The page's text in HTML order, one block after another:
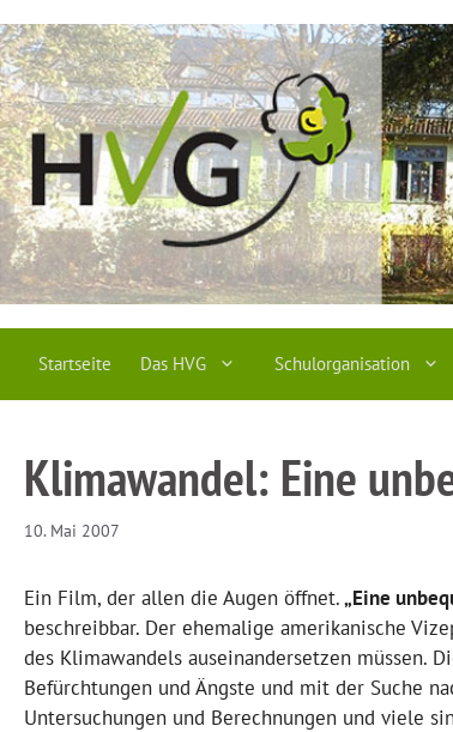
Inhalt
springen
Startseite Das HVG Schulorganisation
Klimawandel: Eine
10. Mai 2007
Ein Film, der allen die Augen öffnet.„Eine
beschreibbar. Der ehemalige amerikanische
des Klimawandels auseinandersetzen müssen.
Befürchtungen und Ängste und mit der Suche
Untersuchungen und Berechnungen und viele